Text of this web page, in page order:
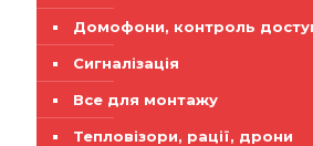
Домофони, контроль
Сигналізація
Все для монтажу
Тепловізори, рації, дрони